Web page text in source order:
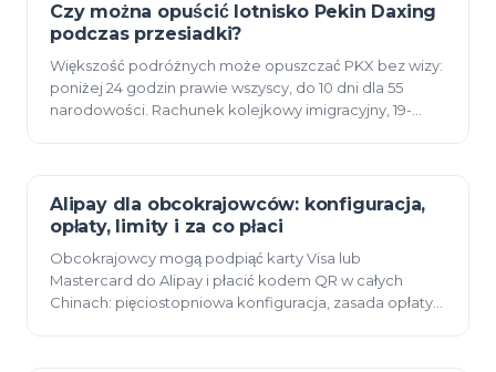
12 czerwca 2026
Czy można opuścić lotnisko Pekin Daxing
podczas przesiadki?
Większość podróżnych może opuszczać PKX bez wizy:
poniżej 24 godzin prawie wszyscy, do 10 dni dla 55
narodowości. Rachunek kolejkowy imigracyjny, 19-
11 czerwca 2026
Alipay dla obcokrajowców: konfiguracja,
opłaty, limity i za co płaci
Obcokrajowcy mogą podpiąć karty Visa lub
Mastercard do Alipay i płacić kodem QR w całych
Chinach: pięciostopniowa konfiguracja, zasada opłaty